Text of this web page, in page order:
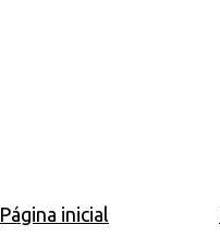
Página inicial